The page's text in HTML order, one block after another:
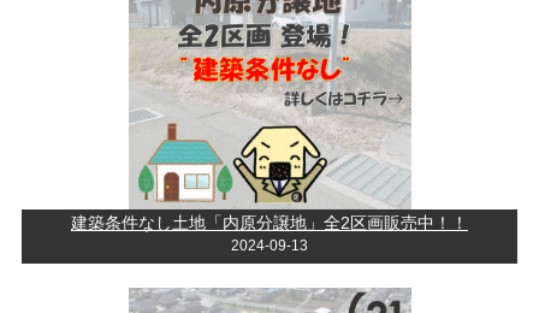
建築条件なし土地「内原分譲地」全2区画販売中！！
2024-09-13